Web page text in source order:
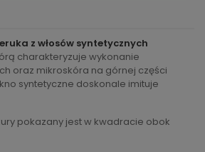
z włosów syntetycznych
charakteryzuje wykonanie
oraz mikroskóra na górnej części
syntetyczne doskonale imituje
pokazany jest w kwadracie obok